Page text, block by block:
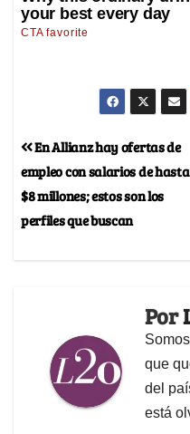
En Allianz hay ofertas de
empleo con salarios de hasta
$8 millones; estos son los
perfiles que buscan
Por
que
del
está